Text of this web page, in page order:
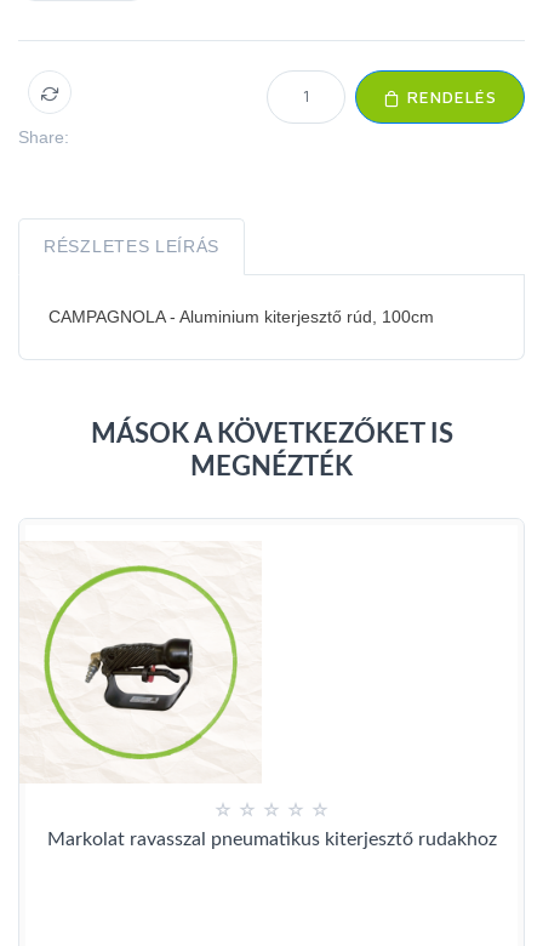
Share:
RENDELÉS
RÉSZLETES LEÍRÁS
CAMPAGNOLA - Aluminium kiterjesztő rúd, 100cm
MÁSOK A KÖVETKEZŐKET IS
MEGNÉZTÉK
Markolat ravasszal pneumatikus kiterjesztő rudakhoz